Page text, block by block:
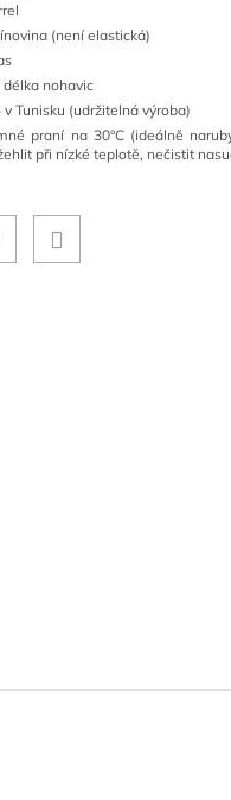
(není elastická)
délka nohavic
v Tunisku (udržitelná výroba)
praní na 30°C (ideálně
při nízké teplotě, nečistit